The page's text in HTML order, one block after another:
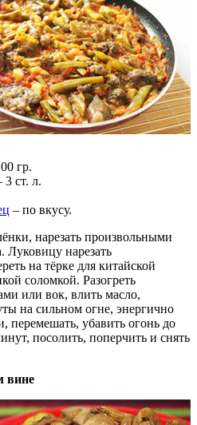
гр.
3 ст. л.
– по вкусу.
нарезать произвольными
Луковицу нарезать
на тёрке для китайской
соломкой. Разогреть
или вок, влить масло,
на сильном огне, энергично
убавить огонь до
посолить, поперчить и снять
вине